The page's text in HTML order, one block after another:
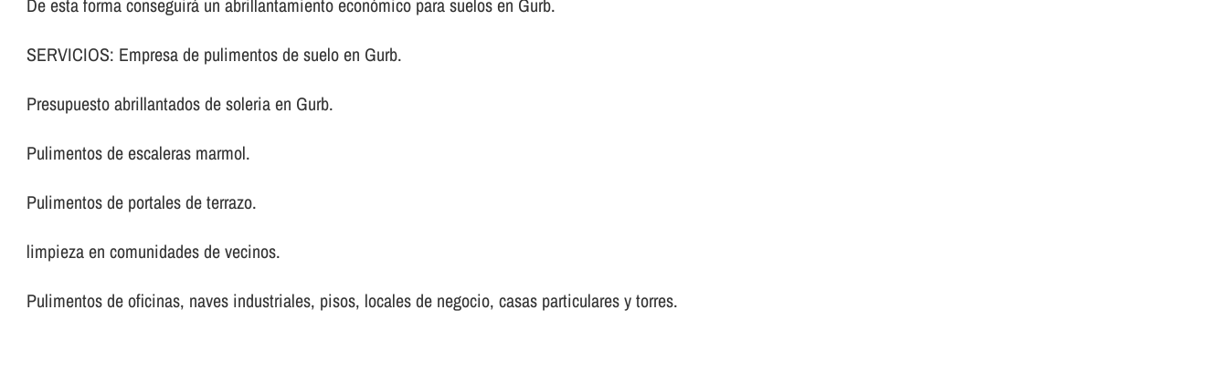
De esta forma conseguirá un abrillantamiento económico para suelos en Gurb.
SERVICIOS: Empresa de pulimentos de suelo en Gurb.
Presupuesto abrillantados de soleria en Gurb.
Pulimentos de escaleras marmol.
Pulimentos de portales de terrazo.
limpieza en comunidades de vecinos.
Pulimentos de oficinas, naves industriales, pisos, locales de negocio, casas particulares y torres.